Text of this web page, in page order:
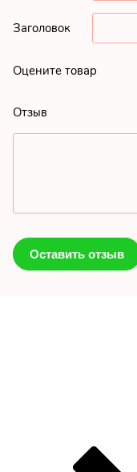
Заголовок
Оцените товар
Отзыв